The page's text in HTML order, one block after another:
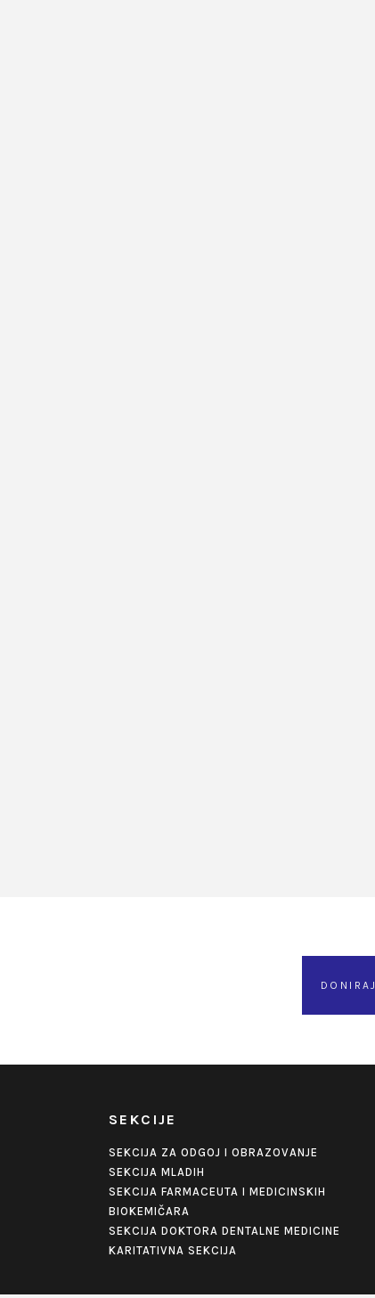
DONIRAJ
SEKCIJE
SEKCIJA ZA ODGOJ I OBRAZOVANJE
SEKCIJA MLADIH
SEKCIJA FARMACEUTA I MEDICINSKIH
BIOKEMIČARA
SEKCIJA DOKTORA DENTALNE MEDICINE
KARITATIVNA SEKCIJA